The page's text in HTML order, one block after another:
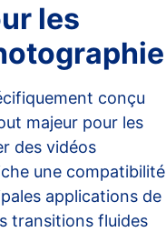
les
conçu
majeur pour les
des vidéos
une compatibilité
applications de
transitions fluides